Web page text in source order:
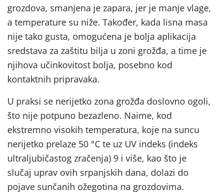
grozdova, smanjena je zapara, jer je manje vlage,
a temperature su niže. Također, kada lisna masa
nije tako gusta, omogućena je bolja aplikacija
sredstava za zaštitu bilja u zoni grožđa, a time je
njihova učinkovitost bolja, posebno kod
kontaktnih pripravaka.
U praksi se nerijetko zona grožđa doslovno ogoli,
što nije potpuno bezazleno. Naime, kod
ekstremno visokih temperatura, koje na suncu
nerijetko prelaze 50 °C te uz UV indeks (indeks
ultraljubičastog zračenja) 9 i više, kao što je
slučaj uprav ovih srpanjskih dana, dolazi do
pojave sunčanih ožegotina na grozdovima.